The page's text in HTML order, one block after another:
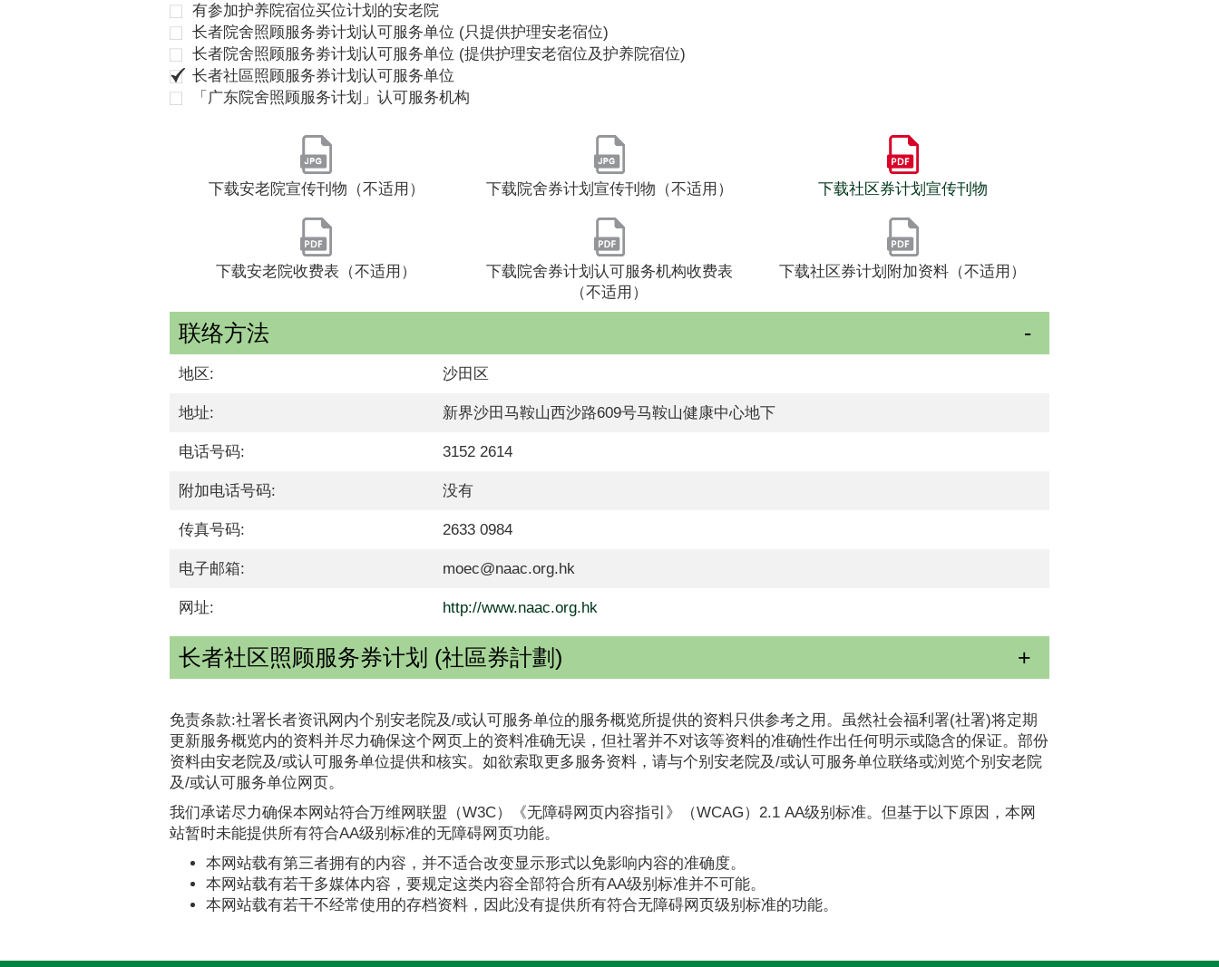
有参加护养院宿位买位计划的安老院
长者院舍照顾服务劵计划认可服务单位 (只提供护理安老宿位)
长者院舍照顾服务劵计划认可服务单位 (提供护理安老宿位及护养院宿位)
长者社區照顾服务券计划认可服务单位
「广东院舍照顾服务计划」认可服务机构
下载安老院宣传刊物（不适用） 下载院舍券计划宣传刊物（不适用） 下载社区券计划宣传刊物
下载安老院收费表（不适用）
下载院舍券计划认可服务机构收费表
（不适用）
下载社区券计划附加资料（不适用）
联络方法
地区: 沙田区
地址: 新界沙田马鞍山西沙路609号马鞍山健康中心地下
电话号码: 3152 2614
附加电话号码: 没有
传真号码: 2633 0984
电子邮箱: moec@naac.org.hk
网址: http://www.naac.org.hk
长者社区照顾服务券计划 (社區券計劃)
免责条款:社署长者资讯网内个别安老院及/或认可服务单位的服务概览所提供的资料只供参考之用。虽然社会福利署(社署)将定期
更新服务概览内的资料并尽力确保这个网页上的资料准确无误，但社署并不对该等资料的准确性作出任何明示或隐含的保证。部份
资料由安老院及/或认可服务单位提供和核实。如欲索取更多服务资料，请与个别安老院及/或认可服务单位联络或浏览个别安老院
及/或认可服务单位网页。
我们承诺尽力确保本网站符合万维网联盟（W3C）《无障碍网页内容指引》（WCAG）2.1 AA级别标准。但基于以下原因，本网
站暂时未能提供所有符合AA级别标准的无障碍网页功能。
本网站载有第三者拥有的内容，并不适合改变显示形式以免影响内容的准确度。
本网站载有若干多媒体内容，要规定这类内容全部符合所有AA级别标准并不可能。
本网站载有若干不经常使用的存档资料，因此没有提供所有符合无障碍网页级别标准的功能。